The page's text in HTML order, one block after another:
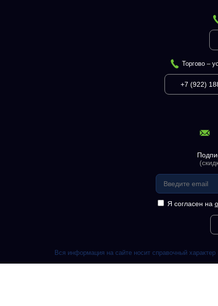
Торгово –
+7 (922)
Я согласен на
Вся информация на сайте носит справочный